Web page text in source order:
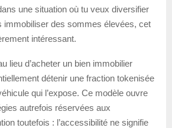
une situation où tu veux diversifier
immobiliser des sommes élevées, cet
intéressant.
lieu d’acheter un bien immobilier
détenir une fraction tokenisée
qui l’expose. Ce modèle ouvre
autrefois réservées aux
toutefois : l’accessibilité ne signifie